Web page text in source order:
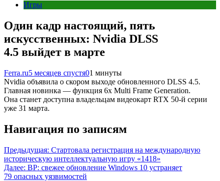
Игры
Один кадр настоящий, пять
искусственных: Nvidia DLSS
4.5 выйдет в марте
Ferra.ru5 месяцев спустя01 минуты
Nvidia объявила о скором выходе обновленного DLSS 4.5.
Главная новинка — функция 6x Multi Frame Generation.
Она станет доступна владельцам видеокарт RTX 50-й серии
уже 31 марта.
Навигация по записям
Предыдущая: Стартовала регистрация на международную
историческую интеллектуальную игру «1418»
Далее: BP: свежее обновление Windows 10 устраняет
79 опасных уязвимостей